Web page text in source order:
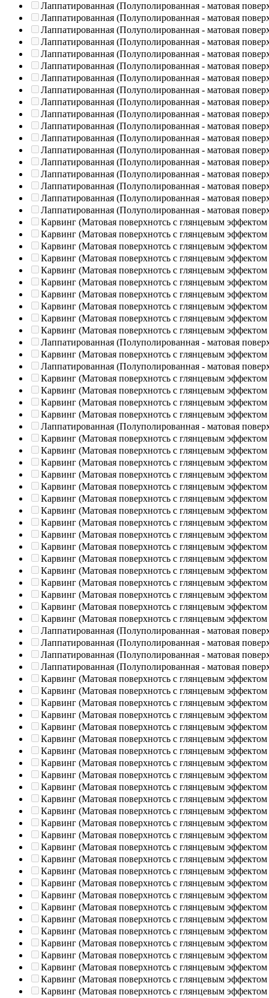
Лаппатированная (Полуполированная - матовая
Лаппатированная (Полуполированная - матовая
Лаппатированная (Полуполированная - матовая
Лаппатированная (Полуполированная - матовая
Лаппатированная (Полуполированная - матовая
Лаппатированная (Полуполированная - матовая
Лаппатированная (Полуполированная - матовая
Лаппатированная (Полуполированная - матовая
Лаппатированная (Полуполированная - матовая
Лаппатированная (Полуполированная - матовая
Лаппатированная (Полуполированная - матовая
Лаппатированная (Полуполированная - матовая
Лаппатированная (Полуполированная - матовая
Лаппатированная (Полуполированная - матовая
Лаппатированная (Полуполированная - матовая
Лаппатированная (Полуполированная - матовая
Лаппатированная (Полуполированная - матовая
Лаппатированная (Полуполированная - матовая
Карвинг (Матовая поверхнотсь с глянцевым эффектом
Карвинг (Матовая поверхнотсь с глянцевым эффектом
Карвинг (Матовая поверхнотсь с глянцевым эффектом
Карвинг (Матовая поверхнотсь с глянцевым эффектом
Карвинг (Матовая поверхнотсь с глянцевым эффектом
Карвинг (Матовая поверхнотсь с глянцевым эффектом
Карвинг (Матовая поверхнотсь с глянцевым эффектом
Карвинг (Матовая поверхнотсь с глянцевым эффектом
Карвинг (Матовая поверхнотсь с глянцевым эффектом
Карвинг (Матовая поверхнотсь с глянцевым эффектом
Лаппатированная (Полуполированная - матовая
Карвинг (Матовая поверхнотсь с глянцевым эффектом
Лаппатированная (Полуполированная - матовая
Карвинг (Матовая поверхнотсь с глянцевым эффектом
Карвинг (Матовая поверхнотсь с глянцевым эффектом
Карвинг (Матовая поверхнотсь с глянцевым эффектом
Карвинг (Матовая поверхнотсь с глянцевым эффектом
Лаппатированная (Полуполированная - матовая
Карвинг (Матовая поверхнотсь с глянцевым эффектом
Карвинг (Матовая поверхнотсь с глянцевым эффектом
Карвинг (Матовая поверхнотсь с глянцевым эффектом
Карвинг (Матовая поверхнотсь с глянцевым эффектом
Карвинг (Матовая поверхнотсь с глянцевым эффектом
Карвинг (Матовая поверхнотсь с глянцевым эффектом
Карвинг (Матовая поверхнотсь с глянцевым эффектом
Карвинг (Матовая поверхнотсь с глянцевым эффектом
Карвинг (Матовая поверхнотсь с глянцевым эффектом
Карвинг (Матовая поверхнотсь с глянцевым эффектом
Карвинг (Матовая поверхнотсь с глянцевым эффектом
Карвинг (Матовая поверхнотсь с глянцевым эффектом
Карвинг (Матовая поверхнотсь с глянцевым эффектом
Карвинг (Матовая поверхнотсь с глянцевым эффектом
Карвинг (Матовая поверхнотсь с глянцевым эффектом
Карвинг (Матовая поверхнотсь с глянцевым эффектом
Лаппатированная (Полуполированная - матовая
Лаппатированная (Полуполированная - матовая
Лаппатированная (Полуполированная - матовая
Лаппатированная (Полуполированная - матовая
Карвинг (Матовая поверхнотсь с глянцевым эффектом
Карвинг (Матовая поверхнотсь с глянцевым эффектом
Карвинг (Матовая поверхнотсь с глянцевым эффектом
Карвинг (Матовая поверхнотсь с глянцевым эффектом
Карвинг (Матовая поверхнотсь с глянцевым эффектом
Карвинг (Матовая поверхнотсь с глянцевым эффектом
Карвинг (Матовая поверхнотсь с глянцевым эффектом
Карвинг (Матовая поверхнотсь с глянцевым эффектом
Карвинг (Матовая поверхнотсь с глянцевым эффектом
Карвинг (Матовая поверхнотсь с глянцевым эффектом
Карвинг (Матовая поверхнотсь с глянцевым эффектом
Карвинг (Матовая поверхнотсь с глянцевым эффектом
Карвинг (Матовая поверхнотсь с глянцевым эффектом
Карвинг (Матовая поверхнотсь с глянцевым эффектом
Карвинг (Матовая поверхнотсь с глянцевым эффектом
Карвинг (Матовая поверхнотсь с глянцевым эффектом
Карвинг (Матовая поверхнотсь с глянцевым эффектом
Карвинг (Матовая поверхнотсь с глянцевым эффектом
Карвинг (Матовая поверхнотсь с глянцевым эффектом
Карвинг (Матовая поверхнотсь с глянцевым эффектом
Карвинг (Матовая поверхнотсь с глянцевым эффектом
Карвинг (Матовая поверхнотсь с глянцевым эффектом
Карвинг (Матовая поверхнотсь с глянцевым эффектом
Карвинг (Матовая поверхнотсь с глянцевым эффектом
Карвинг (Матовая поверхнотсь с глянцевым эффектом
Карвинг (Матовая поверхнотсь с глянцевым эффектом
Карвинг (Матовая поверхнотсь с глянцевым эффектом